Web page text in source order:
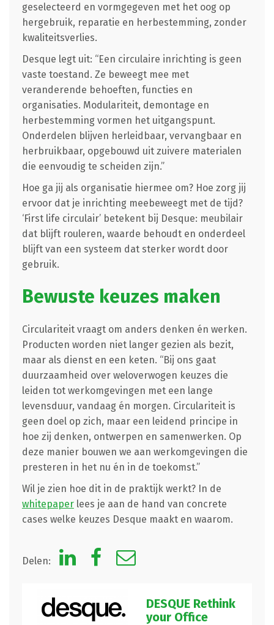
geselecteerd en vormgegeven met het oog op
hergebruik, reparatie en herbestemming, zonder
kwaliteitsverlies.
Desque legt uit: “Een circulaire inrichting is geen
vaste toestand. Ze beweegt mee met
veranderende behoeften, functies en
organisaties. Modulariteit, demontage en
herbestemming vormen het uitgangspunt.
Onderdelen blijven herleidbaar, vervangbaar en
herbruikbaar, opgebouwd uit zuivere materialen
die eenvoudig te scheiden zijn.”
Hoe ga jij als organisatie hiermee om? Hoe zorg jij
ervoor dat je inrichting meebeweegt met de tijd?
‘First life circulair’ betekent bij Desque: meubilair
dat blijft rouleren, waarde behoudt en onderdeel
blijft van een systeem dat sterker wordt door
gebruik.
Bewuste keuzes maken
Circulariteit vraagt om anders denken én werken.
Producten worden niet langer gezien als bezit,
maar als dienst en een keten. “Bij ons gaat
duurzaamheid over weloverwogen keuzes die
leiden tot werkomgevingen met een lange
levensduur, vandaag én morgen. Circulariteit is
geen doel op zich, maar een leidend principe in
hoe zij denken, ontwerpen en samenwerken. Op
deze manier bouwen we aan werkomgevingen die
presteren in het nu én in de toekomst.”
Wil je zien hoe dit in de praktijk werkt? In de
whitepaperlees je aan de hand van concrete
cases welke keuzes Desque maakt en waarom.
Delen:
DESQUE Rethink
your Office